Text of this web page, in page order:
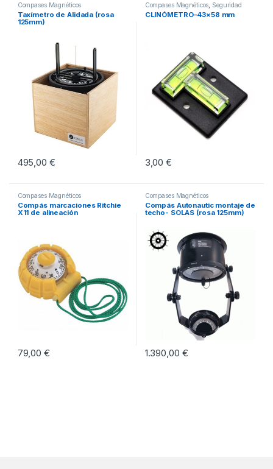
Compases Magnéticos
Taxímetro de Alidada (rosa
125mm)
495,00 €
Compases Magnéticos Seguridad
Activa
CLINÓMETRO–43×58 mm
3,00€
Compases Magnéticos
Compás marcaciones Ritchie
X11 de alineación
79,00 €
Compases Magnéticos
Compás Autonautic montaje de
techo- SOLAS (rosa 125mm)
1.390,00 €